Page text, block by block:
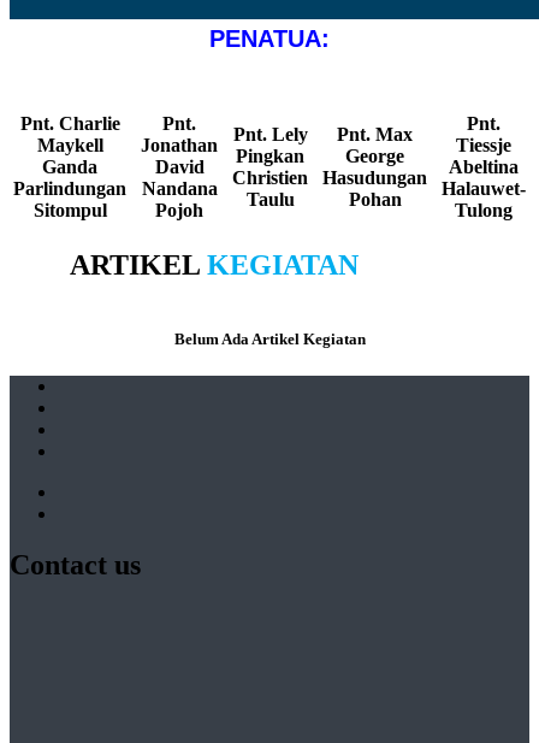
PENATUA:
Pnt. Charlie
Maykell
Ganda
Parlindungan
Sitompul
Pnt.
Jonathan
David
Nandana
Pojoh
Pnt. Lely
Pingkan
Christien
Taulu
Pnt. Max
George
Hasudungan
Pohan
Pnt.
Tiessje
Abeltina
Halauwet-
Tulong
ARTIKEL KEGIATAN
Belum Ada Artikel Kegiatan
Contact us